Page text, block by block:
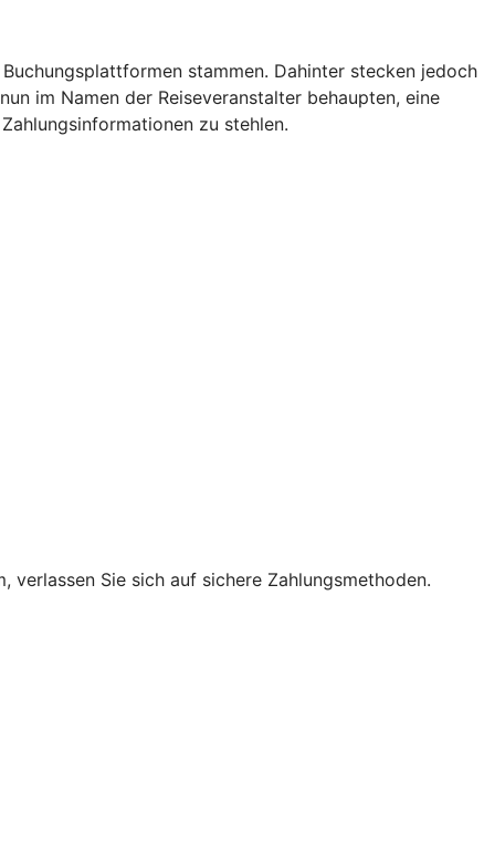
stammen. Dahinter stecken jedoch
im Namen der Reiseveranstalter behaupten, eine
zu stehlen.
verlassen Sie sich auf sichere Zahlungsmethoden.